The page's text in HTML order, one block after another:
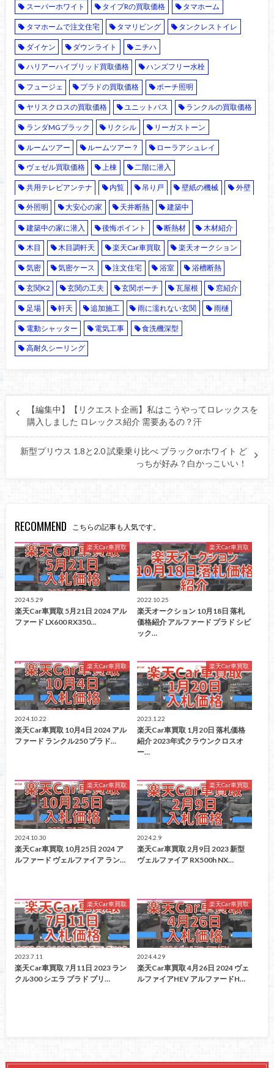
スーパーホワイト タイプRの買取価格 タマホーム
タマホームで注文住宅 タマリビング タンクレストイレ
ダイケン ダウンライト ニチハ
ハリアーハイブリッド買取価格 ハンズフリー水栓
フュージェ プラドの買取価格 ポーチ照明
ヤリスクロスの買取価格 ユニットバス ランクルの買取価格
ランダMGブラック リクシル リーガストーン
ルームツアー ルームツアー？ ローラアシュレイ
ヴェゼル買取価格 上棟 二階に潜入
共用テレビアンテナ 内覧 吊り戸 壁紙の機械 外壁
外照明 大安心の家 天井断熱 建築中
建築中の家に潜入 後悔ポイント 断熱材 木材紹介
木目 木目調軒天 楽天Car車買取 楽天オークション
気密 気密ケース 注文住宅 浴室 浴槽断熱
玄関K2 玄関の工夫 玄関ポーチ 瓦屋根 窓紹介
足場 軒天 追加施工 雨に濡れない玄関 雨樋
電動シャッター 電気工事 食洗機深型
高耐久シーリング
【編集中】【リクエスト企画】私はこうやってロレックスを
購入しました ロレックス紹介 需要あるの？汗
新型プリウス 1.8と2.0 試乗乗り比べ ブラックorホワイト ど
っちが好み？白かっこいい！
RECOMMEND こちらの記事も人気です。
楽天Car車買取
2024.5.29
楽天Car車買取 5月21日 2024 アル
ファード LX600 RX350…
楽天Car車買取
2022.10.25
楽天オークション 10月18日 落札
価格紹介 アルファード プラド シビ
ック…
楽天Car車買取
2024.10.22
楽天Car車買取 10月4日 2024 アル
ファード ランクル250 プラド…
楽天Car車買取
2023.1.22
楽天Car車買取 1月20日 落札価格
紹介 2023年式クラウンクロスオ
ー…
楽天Car車買取
2024.10.30
楽天Car車買取 10月25日 2024 ア
ルファード ヴェルファイア ラン…
楽天Car車買取
2024.2.9
楽天Car車買取 2月9日 2023 新型
ヴェルファイア RX500h NX…
楽天Car車買取
2023.7.11
楽天Car車買取 7月11日 2023 ラン
クル300 シエラ プラド プリ…
楽天Car車買取
2024.4.29
楽天Car車買取 4月26日 2024 ヴェ
ルファイアHEV アルファードH…